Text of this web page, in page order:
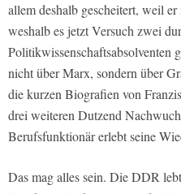
allem deshalb gescheitert, weil
weshalb es jetzt Versuch zwei
Politikwissenschaftsabsolventen
nicht über Marx, sondern über
die kurzen Biografien von
drei weiteren Dutzend
Berufsfunktionär erlebt seine
Das mag alles sein. Die DDR